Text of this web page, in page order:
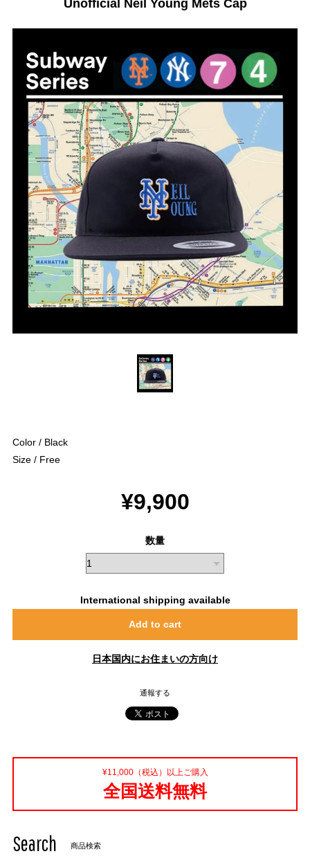
Unofficial Neil Young Mets Cap
Color / Black
Size / Free
¥9,900
数量
International shipping available
Add to cart
日本国内にお住まいの方向け
通報する
¥11,000（税込）以上ご購入
全国送料無料
Search 商品検索